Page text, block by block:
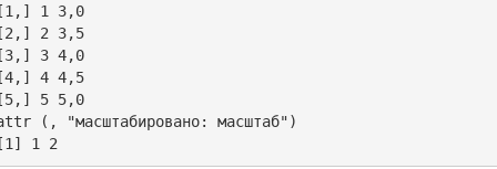
1 3,0
2 3,5
3 4,0
4 4,5
5 5,0
(, "масштабировано: масштаб")